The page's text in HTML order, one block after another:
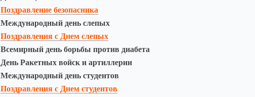
Поздравление безопасника
Международный день слепых
Поздравления с Днем слепых
Всемирный день борьбы против диабета
День Ракетных войск и артиллерии
Международный день студентов
Поздравления с Днем студентов